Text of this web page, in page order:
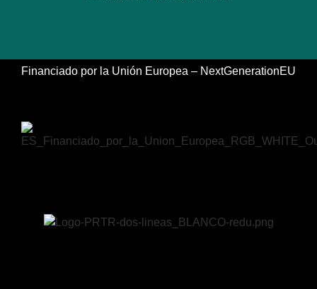
Financiado por la Unión Europea – NextGenerationEU